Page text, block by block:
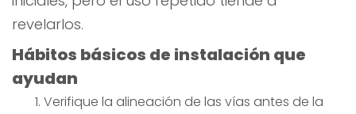
revelarlos.
Hábitos básicos de instalación que
ayudan
Verifique la alineación de las vías antes de la